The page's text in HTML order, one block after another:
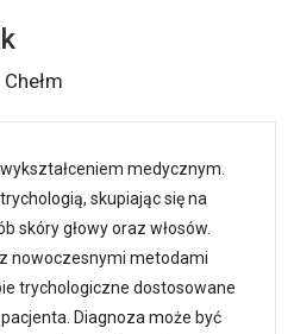
medycznym.
skupiając się na
skóry głowy oraz włosów.
nowoczesnymi metodami
trychologiczne dostosowane
Diagnoza może być